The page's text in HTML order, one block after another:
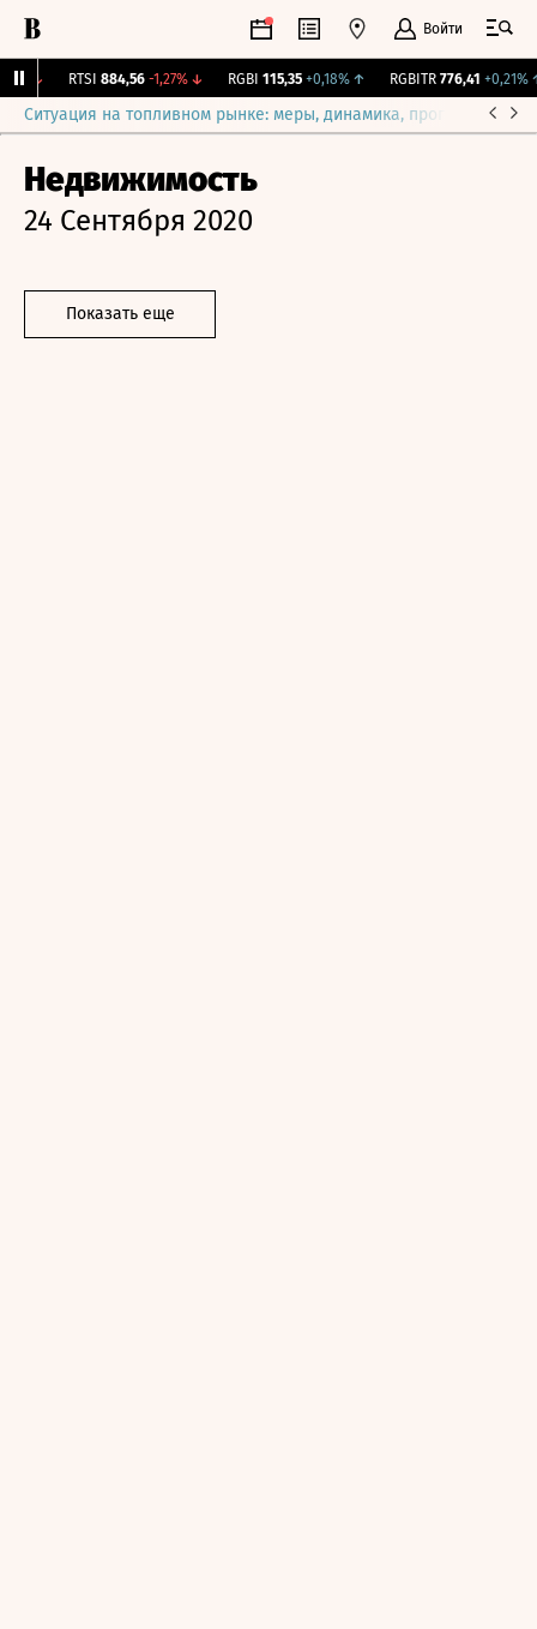
Войти
RTSI 884,56 -1,27%↓ RGBI 115,35 +0,18%↑ RGBITR 776,41 +0,21% ↑
Ситуация на топливном рынке: меры, динамика, прогнозы
Недвижимость
24 Сентября 2020
Показать еще